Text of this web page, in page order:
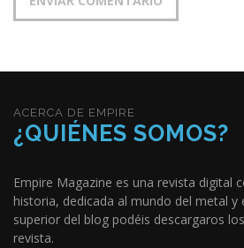
ACERCA DE EMPIRE
¿QUIÉNES SOMOS?
Empire Magazine es una revista digital
historia, dedicada al mundo del metal y
superior del blog podéis descargaros
revista.